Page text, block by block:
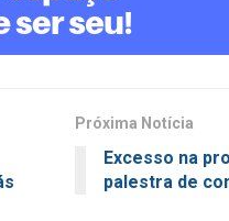
Próxima Notícia
Excesso na
palestra de